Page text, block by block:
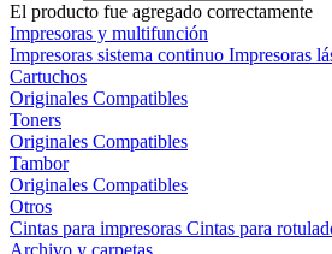
El producto fue agregado correctamente
Impresoras y multifunción
Impresoras sistema continuo Impresoras
Cartuchos
Originales Compatibles
Toners
Originales Compatibles
Tambor
Originales Compatibles
Otros
Cintas para impresoras Cintas para
Archivo y carpetas